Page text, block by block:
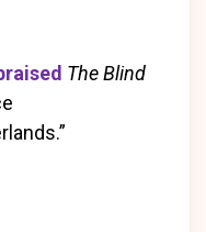
The Blind